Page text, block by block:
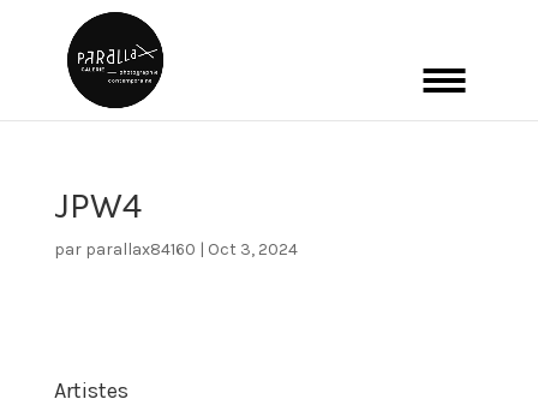
JPW4
par parallax84160 | Oct 3, 2024
Artistes